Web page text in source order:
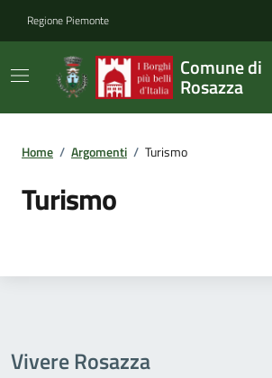
Regione Piemonte
Comune di
Rosazza
Home / Argomenti / Turismo
Turismo
Vivere Rosazza